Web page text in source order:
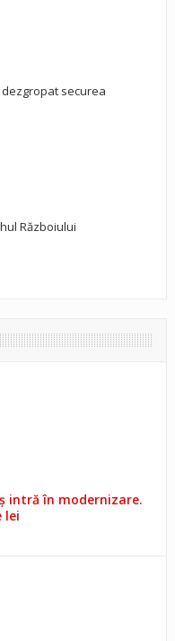
dezgropat securea
Războiului
intră în modernizare.
lei